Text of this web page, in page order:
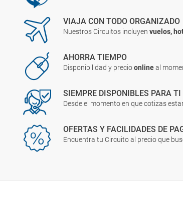
VIAJA CON TODO ORGANIZADO
Nuestros Circuitos incluyenvuelos,
AHORRA TIEMPO
Disponibilidad y precioonlineal
SIEMPRE DISPONIBLES PARA TI
Desde el momento en que cotizas
OFERTAS Y FACILIDADES DE
Encuentra tu Circuito al precio que